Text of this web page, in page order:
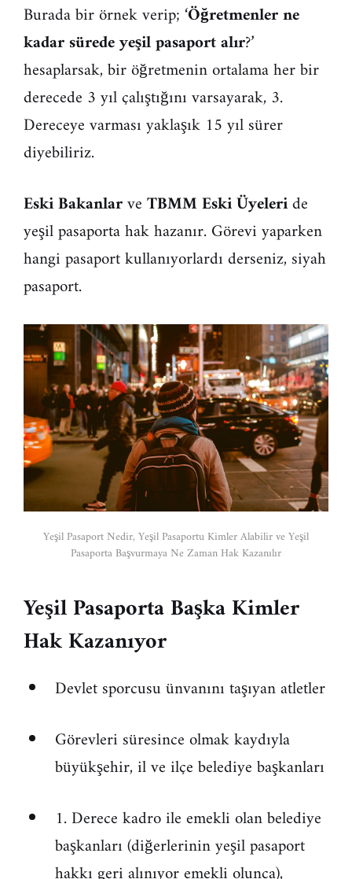
Burada bir örnek verip; ‘Öğretmenler ne
kadar sürede yeşil pasaport alır?’
hesaplarsak, bir öğretmenin ortalama her bir
derecede 3 yıl çalıştığını varsayarak, 3.
Dereceye varması yaklaşık 15 yıl sürer
diyebiliriz.
Eski BakanlarveTBMM Eski Üyeleride
yeşil pasaporta hak hazanır. Görevi yaparken
hangi pasaport kullanıyorlardı derseniz, siyah
pasaport.
Yeşil Pasaport Nedir, Yeşil Pasaportu Kimler Alabilir ve Yeşil
Pasaporta Başvurmaya Ne Zaman Hak Kazanılır
Yeşil Pasaporta Başka Kimler
Hak Kazanıyor
Devlet sporcusu ünvanını taşıyan atletler
Görevleri süresince olmak kaydıyla
büyükşehir, il ve ilçe belediye başkanları
1. Derece kadro ile emekli olan belediye
başkanları (diğerlerinin yeşil pasaport